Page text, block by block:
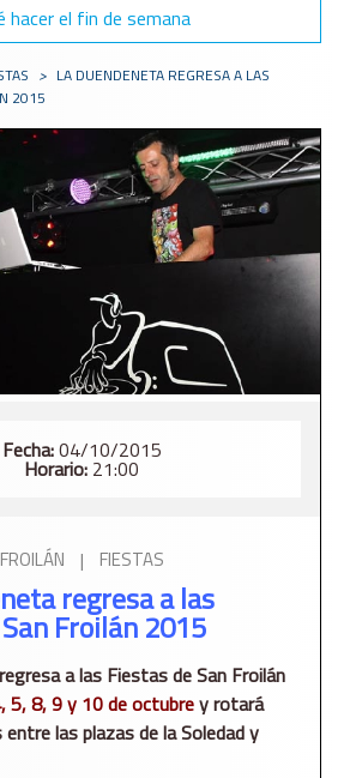
hacer el fin de semana
> LA DUENDENETA REGRESA A LAS
2015
Fecha:04/10/2015
Horario: 21:00
| FIESTAS
regresa a las
Froilán 2015
a las Fiestas de San Froilán
5, 8, 9 y 10 de octubrey rotará
las plazas de la Soledad y